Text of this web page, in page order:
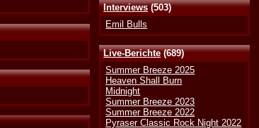
Interviews(503)
Emil Bulls
Live-Berichte(689)
Summer Breeze 2025
Heaven Shall Burn
Midnight
Summer Breeze 2023
Summer Breeze 2022
Pyraser Classic Rock Night 2022